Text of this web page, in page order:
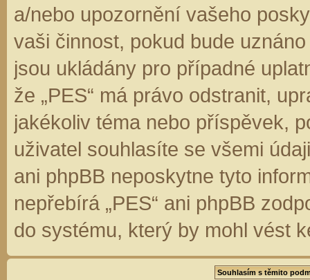
a/nebo upozornění vašeho
vaši činnost, pokud bude
jsou ukládány pro případné
že „PES“ má právo odstranit,
jakékoliv téma nebo příspěvek,
uživatel souhlasíte se všemi
ani phpBB neposkytne tyto
nepřebírá „PES“ ani phpBB
do systému, který by mohl vést